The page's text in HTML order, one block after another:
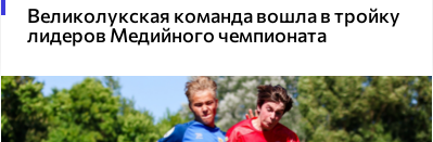
Великолукская команда вошла в тройку
лидеров Медийного чемпионата